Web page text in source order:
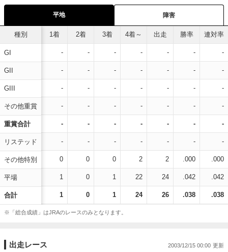
平地 障害
種別
GI
GII
GIII
その他重賞
重賞合計
リステッド
その他特別
平場
合計
1着 2着 3着 4着～ 出走 勝率 連対率
- - - - - - -
- - - - - - -
- - - - - - -
- - - - - - -
- - - - - - -
- - - - - - -
0 0 0 2 2 .000 .000
1 0 1 22 24 .042 .042
1 0 1 24 26 .038 .038
※「総合成績」はJRAのレースのみとなります。
出走レース 2003/12/15 00:00